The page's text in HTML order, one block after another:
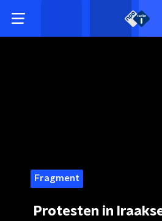
Fragment
Protesten in